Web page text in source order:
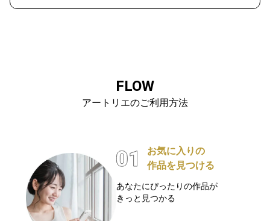
FLOW
アートリエのご利用方法
お気に入りの
作品を見つける
あなたにぴったりの作品が
きっと見つかる